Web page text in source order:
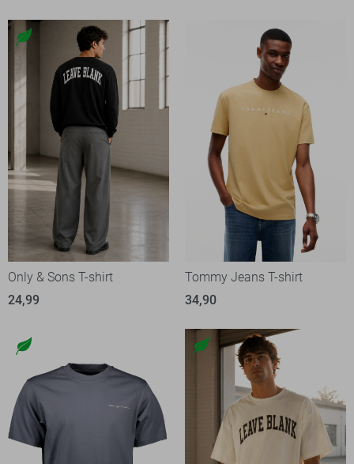
Only & Sons T-shirt
24,99
Tommy Jeans T-shirt
34,90